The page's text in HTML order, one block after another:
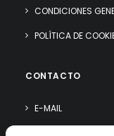
CONDICIONES
POLÍTICA DE
CONTACTO
E-MAIL